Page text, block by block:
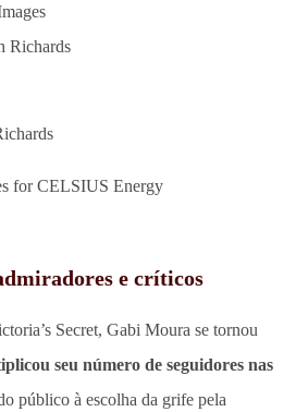
for CELSIUS Energy
e críticos
Secret, Gabi Moura se tornou
seu número de seguidores nas
público à escolha da grife pela